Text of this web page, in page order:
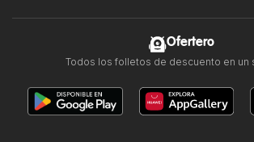
Ofertero
Todos los folletos de descuento en un